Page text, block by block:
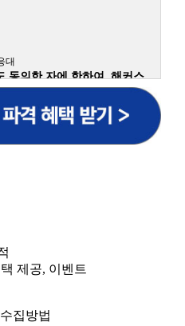
대
동의한 자에 한하여 해커스
커스 교육그룹의 새로운 서
정보 안내 등 신청자의 취
제공하기 위함.
금융, 해커스임용, 해커스공무
스공인중개사, 해커스주택관리
: 법령상 정하는 경우를 제
용 및 보관합니다. 단, 비회
이내 탈퇴하는 자의 경우,
위해 3년간 보관합니다.
니다.
제공, 이벤트
집방법